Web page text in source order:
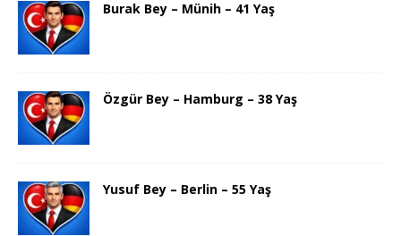
Burak Bey – Münih – 41 Yaş
Özgür Bey – Hamburg – 38 Yaş
Yusuf Bey – Berlin – 55 Yaş